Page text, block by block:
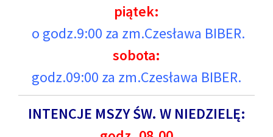
piątek:
o godz.9:00 za zm.Czesława BIBER.
sobota:
godz.09:00 za zm.Czesława BIBER.
INTENCJE MSZY ŚW. W NIEDZIELĘ: